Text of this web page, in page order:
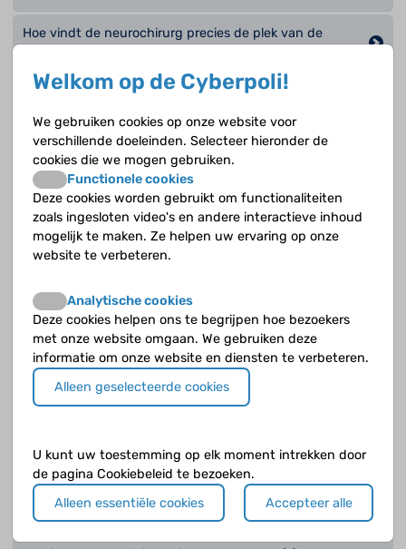
Hoe vindt de neurochirurg precies de plek van de
Hoe wordt chemotherapie toegediend?
Is de behandeling voor iedereen gelijk?
Is genezing altijd mogelijk?
Waar worden kinderen met een hersentumor
behandeld?
soms nodig bij een hersentumor?
Wanneer en bij wie kan bestraling nodig zijn?
Wat betekent chemotherapie in de praktijk?
Wat is een neurochirurg?
Wat is gerichte therapie?
Welkom op de Cyberpoli!
We gebruiken cookies op onze website voor
verschillende doeleinden. Selecteer hieronder de
cookies die we mogen gebruiken.
Functionele cookies
Deze cookies worden gebruikt om functionaliteiten
zoals ingesloten video's en andere interactieve inhoud
mogelijk te maken. Ze helpen uw ervaring op onze
website te verbeteren.
Analytische cookies
Deze cookies helpen ons te begrijpen hoe bezoekers
met onze website omgaan. We gebruiken deze
informatie om onze website en diensten te verbeteren.
Alleen geselecteerde cookies
U kunt uw toestemming op elk moment intrekken door
de pagina Cookiebeleid te bezoeken.
Alleen essentiële cookies
Accepteer alle